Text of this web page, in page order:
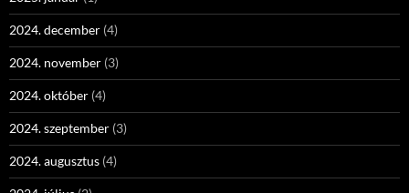
2024. december (4)
2024. november (3)
2024. október (4)
2024. szeptember (3)
2024. augusztus (4)